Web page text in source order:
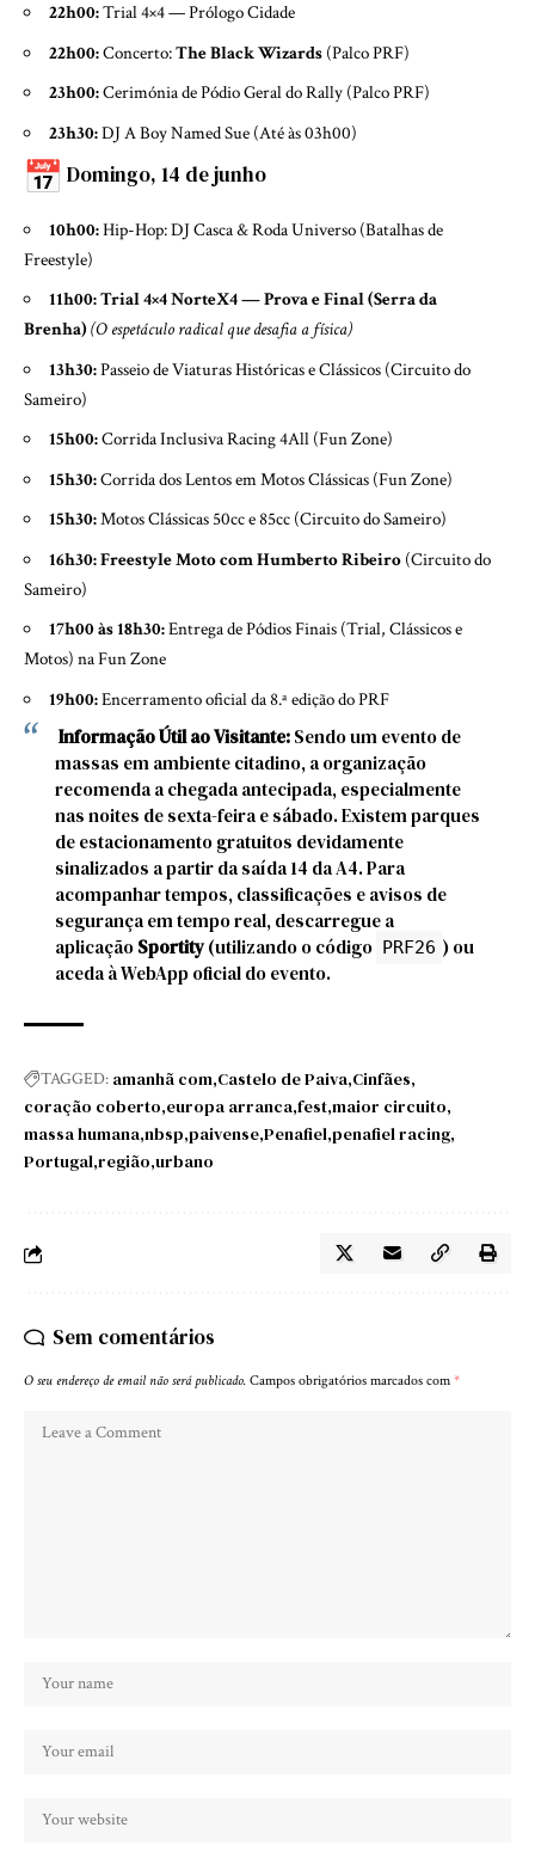
22h00:Trial 4×4 — Prólogo Cidade
22h00:Concerto:The Black Wizards (Palco PRF)
23h00:Cerimónia de Pódio Geral do Rally (Palco PRF)
23h30:DJ A Boy Named Sue (Até às 03h00)
Domingo, 14 de junho
10h00:Hip-Hop: DJ Casca & Roda Universo (Batalhas de
Freestyle)
11h00:Trial 4×4 NorteX4 — Prova e Final (Serra da
Brenha) (O espetáculo radical que desafia a física)
13h30:Passeio de Viaturas Históricas e Clássicos (Circuito do
Sameiro)
15h00:Corrida Inclusiva Racing 4All (Fun Zone)
15h30:Corrida dos Lentos em Motos Clássicas (Fun Zone)
15h30:Motos Clássicas 50cc e 85cc (Circuito do Sameiro)
16h30:Freestyle Moto com Humberto Ribeiro (Circuito do
Sameiro)
17h00 às 18h30:Entrega de Pódios Finais (Trial, Clássicos e
Motos) na Fun Zone
19h00:Encerramento oficial da 8.ª edição do PRF
Informação Útil ao Visitante:Sendo um evento de
massas em ambiente citadino, a organização
recomenda a chegada antecipada, especialmente
nas noites de sexta-feira e sábado. Existem parques
de estacionamento gratuitos devidamente
sinalizados a partir da saída 14 da A4. Para
acompanhar tempos, classificações e avisos de
segurança em tempo real, descarregue a
aplicaçãoSportity(utilizando o código PRF26 ) ou
aceda à WebApp oficial do evento.
TAGGED: amanhã com Castelo de Paiva Cinfães
coração coberto europa arranca fest maior circuito
massa humana nbsp paivense Penafiel penafiel racing
Portugal região urbano
Sem comentários
O seu endereço de email não será publicado. Campos obrigatórios marcados com *